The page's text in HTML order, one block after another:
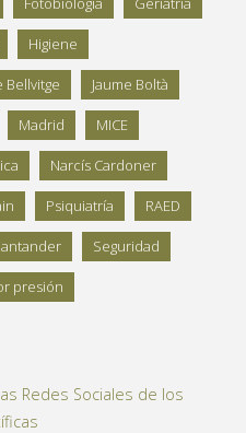
Higiene
Bellvitge Jaume Boltà
Madrid MICE
Narcís Cardoner
Psiquiatría RAED
Seguridad
presión
Redes Sociales de los